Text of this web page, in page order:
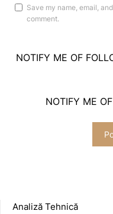
Save my name, email,
comment.
NOTIFY ME OF
NOTIFY ME
Analiză Tehnică